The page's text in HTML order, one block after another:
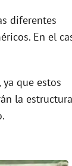
diferentes
En el
que estos
la estructura